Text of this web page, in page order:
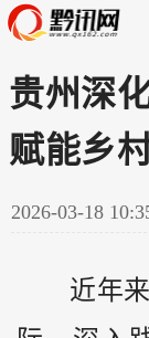
贵州深
赋能乡
2026-03-18
近年来